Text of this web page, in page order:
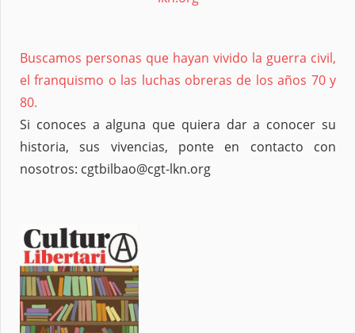
Buscamos personas que hayan vivido la guerra civil,
el franquismo o las luchas obreras de los años 70 y
80.
Si conoces a alguna que quiera dar a conocer su
historia, sus vivencias, ponte en contacto con
nosotros: cgtbilbao@cgt-lkn.org